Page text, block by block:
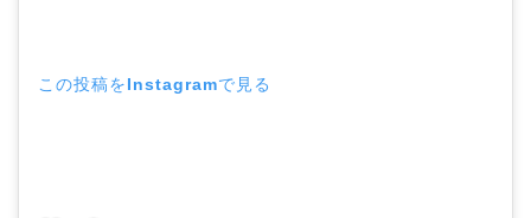
この投稿をInstagramで見る